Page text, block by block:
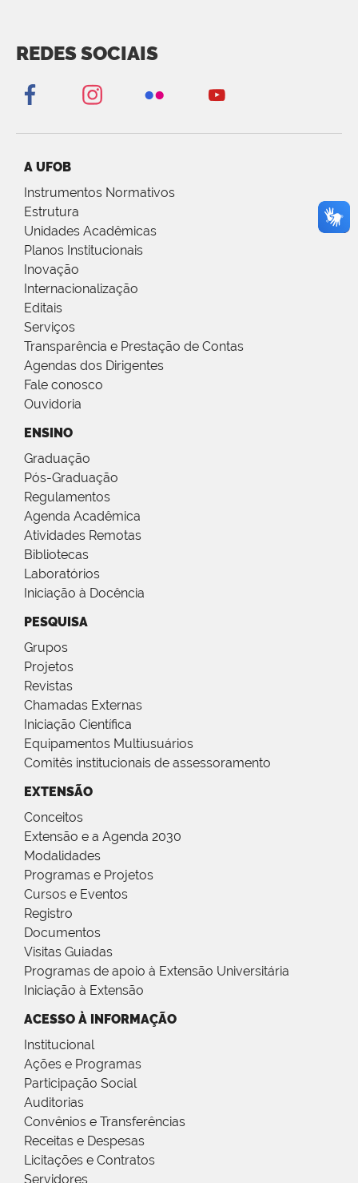
REDES SOCIAIS
A UFOB
Instrumentos Normativos
Estrutura
Unidades Acadêmicas
Planos Institucionais
Inovação
Internacionalização
Editais
Serviços
Transparência e Prestação de Contas
Agendas dos Dirigentes
Fale conosco
Ouvidoria
ENSINO
Graduação
Pós-Graduação
Regulamentos
Agenda Acadêmica
Atividades Remotas
Bibliotecas
Laboratórios
Iniciação à Docência
PESQUISA
Grupos
Projetos
Revistas
Chamadas Externas
Iniciação Científica
Equipamentos Multiusuários
Comitês institucionais de assessoramento
EXTENSÃO
Conceitos
Extensão e a Agenda 2030
Modalidades
Programas e Projetos
Cursos e Eventos
Registro
Documentos
Visitas Guiadas
Programas de apoio à Extensão Universitária
Iniciação à Extensão
ACESSO À INFORMAÇÃO
Institucional
Ações e Programas
Participação Social
Auditorias
Convênios e Transferências
Receitas e Despesas
Licitações e Contratos
Servidores